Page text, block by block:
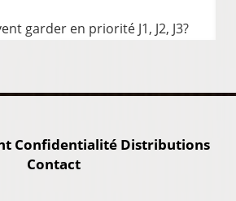
garder en priorité J1, J2, J3?
Confidentialité Distributions
Contact